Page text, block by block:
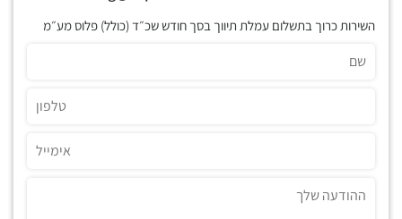
השירות כרוך בתשלום עמלת תיווך בסך חודש שכ״ד (כולל) פלוס מע״מ